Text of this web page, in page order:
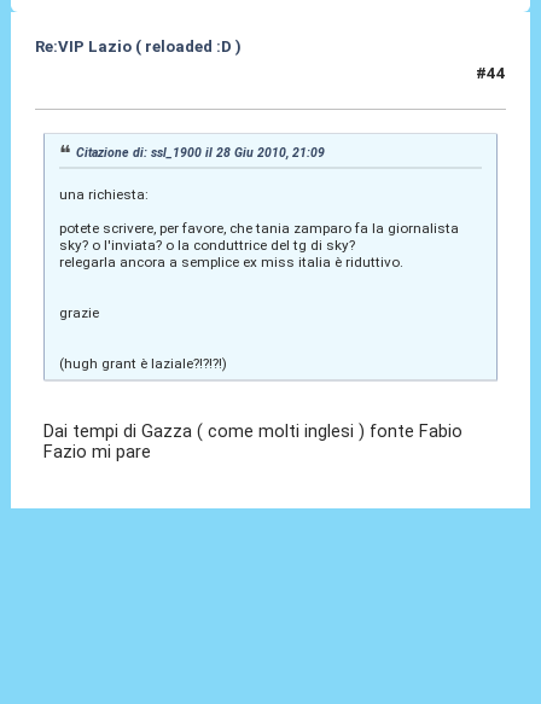
Re:VIP Lazio ( reloaded :D )
#44
Citazione di: ssl_1900 il 28 Giu 2010, 21:09
una richiesta:
potete scrivere, per favore, che tania zamparo fa la giornalista
sky? o l'inviata? o la conduttrice del tg di sky?
relegarla ancora a semplice ex miss italia è riduttivo.
grazie
(hugh grant è laziale?!?!?!)
Dai tempi di Gazza ( come molti inglesi ) fonte Fabio
Fazio mi pare